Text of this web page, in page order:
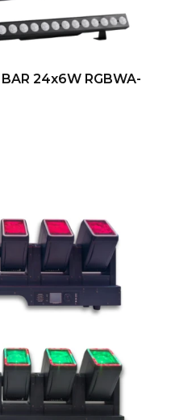
BAR 24x6W RGBWA-